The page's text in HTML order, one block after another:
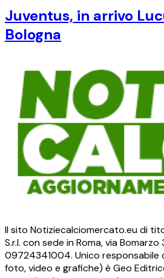
Juventus, in arrivo
Bologna
Il sito Notiziecalciomercato.eu di
S.r.l. con sede in Roma, via Bomarzo
09724341004. Unico
foto, video e grafiche) è Geo